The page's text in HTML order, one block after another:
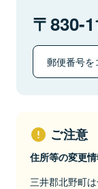
830-
郵便番号を
ご注意
住所等の変更
三井郡北野町